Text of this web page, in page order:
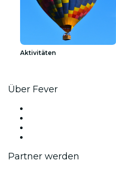
Aktivitäten
Über Fever
Partner werden